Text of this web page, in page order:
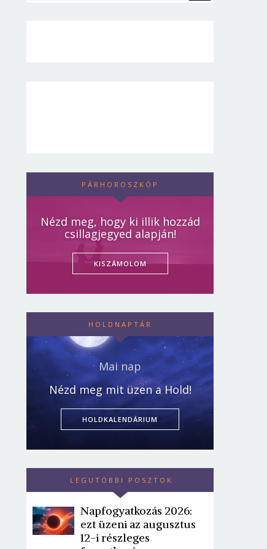
PÁRHOROSZKÓP
Nézd meg, hogy ki illik hozzád
csillagjegyed alapján!
KISZÁMOLOM
HOLDNAPTÁR
Mai nap
Nézd meg mit üzen a Hold!
HOLDKALENDÁRIUM
LEGUTÓBBI POSZTOK
Napfogyatkozás 2026:
ezt üzeni az augusztus
12-i részleges